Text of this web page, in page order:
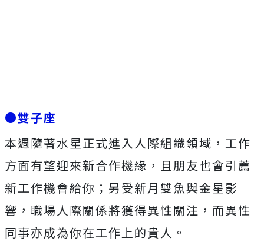
●雙子座
本週隨著水星正式進入人際組織領域，工作
方面有望迎來新合作機緣，且朋友也會引薦
新工作機會給你；另受新月雙魚與金星影
響，職場人際關係將獲得異性關注，而異性
同事亦成為你在工作上的貴人。